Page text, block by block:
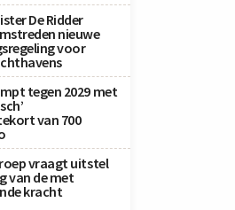
De Ridder
nieuwe
voor
tegen 2029 met
van 700
vraagt uitstel
van de met
kracht